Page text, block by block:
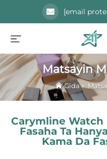
[email
Matsayin
Gida>
Carymline Watch
Fasaha Ta
Kama Da